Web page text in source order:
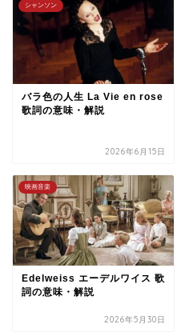
シャンソン
バラ色の人生 La Vie en rose
歌詞の意味・解説
2026年6月15日
映画音楽
Edelweiss エーデルワイス 歌
詞の意味・解説
2026年5月30日